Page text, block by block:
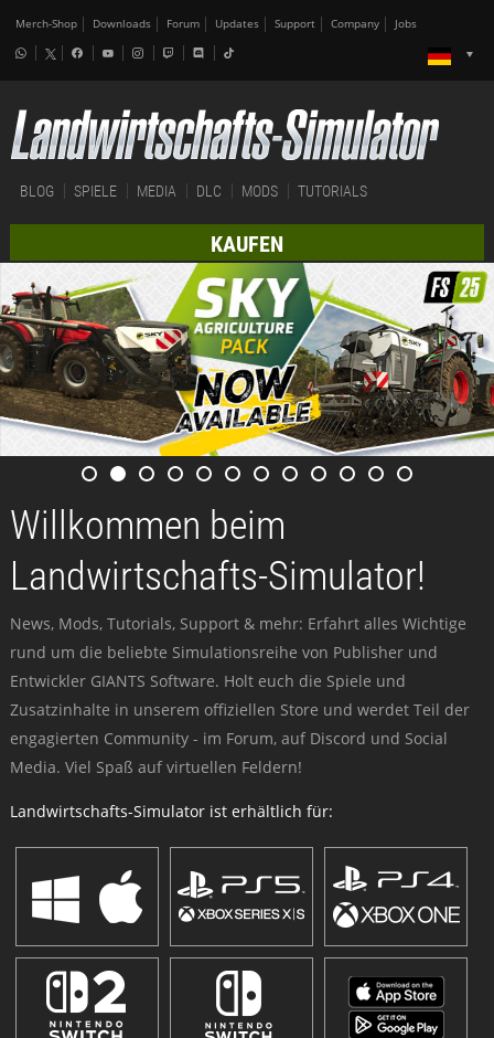
Merch-Shop Downloads Forum Updates Support Company Jobs
BLOG SPIELE MEDIA DLC MODS TUTORIALS
KAUFEN
Willkommen beim
Landwirtschafts-Simulator!
News, Mods, Tutorials, Support & mehr: Erfahrt alles Wichtige
rund um die beliebte Simulationsreihe von Publisher und
Entwickler GIANTS Software. Holt euch die Spiele und
Zusatzinhalte in unserem offiziellen Store und werdet Teil der
engagierten Community - im Forum, auf Discord und Social
Media. Viel Spaß auf virtuellen Feldern!
Landwirtschafts-Simulator ist erhältlich für: